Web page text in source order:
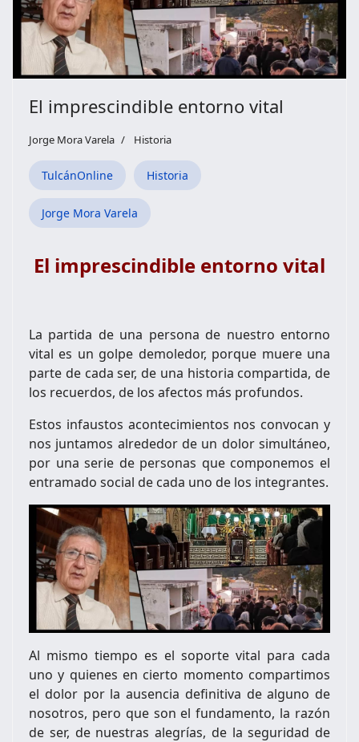
El imprescindible entorno vital
Jorge Mora Varela Historia
TulcánOnline Historia
Jorge Mora Varela
El imprescindible entorno vital
La partida de una persona de nuestro entorno
vital es un golpe demoledor, porque muere una
parte de cada ser, de una historia compartida, de
los recuerdos, de los afectos más profundos.
Estos infaustos acontecimientos nos convocan y
nos juntamos alrededor de un dolor simultáneo,
por una serie de personas que componemos el
entramado social de cada uno de los integrantes.
Al mismo tiempo es el soporte vital para cada
uno y quienes en cierto momento compartimos
el dolor por la ausencia definitiva de alguno de
nosotros, pero que son el fundamento, la razón
de ser, de nuestras alegrías, de la seguridad de